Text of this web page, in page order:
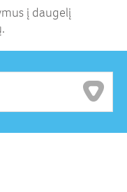
į daugelį